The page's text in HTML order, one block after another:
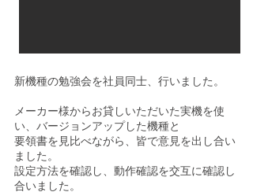
新機種の勉強会を社員同士、行いました。
メーカー様からお貸しいただいた実機を使
い、バージョンアップした機種と
要領書を見比べながら、皆で意見を出し合い
ました。
設定方法を確認し、動作確認を交互に確認し
合いました。